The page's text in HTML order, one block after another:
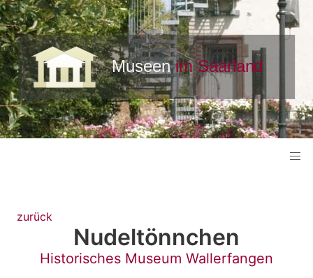
zurück
Nudeltönnchen
Historisches Museum Wallerfangen